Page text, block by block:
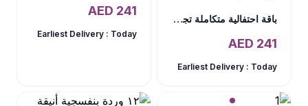
باقة احتفالية متكاملة تجمع بين كيك الكريسماس الفاخر وزهور موسمية تضيف لمسة سحرية لأجواء العيد.
241
Earliest Delivery : Today
241
Earliest Delivery : Today